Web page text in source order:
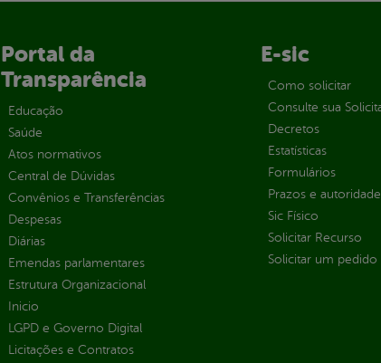
Portal da
Transparência
Educação
Saúde
Atos normativos
Central de Dúvidas
Convênios e Transferências
Despesas
Diárias
Emendas parlamentares
Estrutura Organizacional
Inicio
LGPD e Governo Digital
Licitações e Contratos
E-sic
Como solicitar
Consulte sua
Decretos
Estatísticas
Formulários
Prazos e
Sic Físico
Solicitar Recurso
Solicitar um pedido